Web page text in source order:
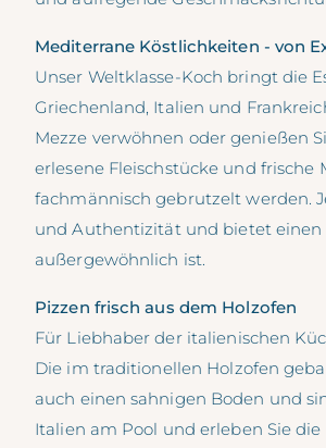
Mediterrane Köstlichkeiten - von
Unser Weltklasse-Koch bringt die
Griechenland, Italien und
Mezze verwöhnen oder genießen
erlesene Fleischstücke und
fachmännisch gebrutzelt werden.
und Authentizität und bietet einen
außergewöhnlich ist.
Pizzen frisch aus dem Holzofen
Für Liebhaber der italienischen
Die im traditionellen Holzofen
auch einen sahnigen Boden und
Italien am Pool und erleben Sie